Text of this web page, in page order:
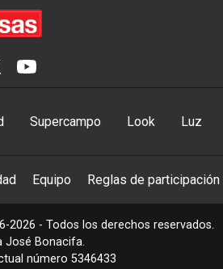
Supercampo Look Luz
Equipo Reglas de participación
2026 - Todos los derechos reservados.
José Bonacifa.
número 5346433